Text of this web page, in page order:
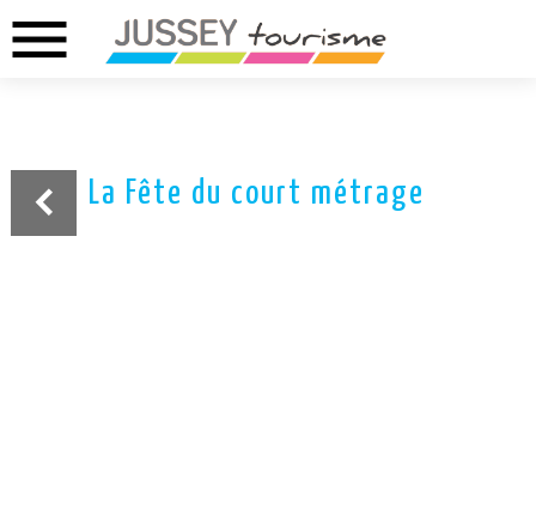
menu ANET
DREUX 02.37.46.01.73
La Fête du court métrage